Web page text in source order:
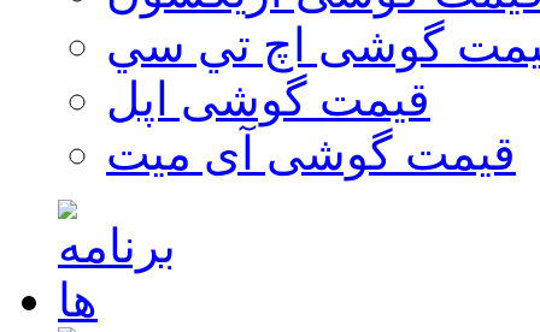
گوشی اچ تي سي
قیمت گوشی اپل
قیمت گوشی آی میت